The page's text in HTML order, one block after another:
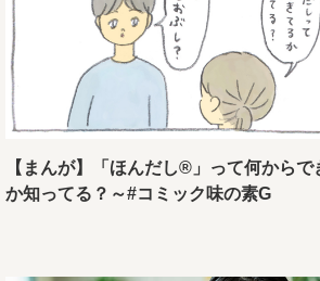
【まんが】「ほんだし®」って何からで
か知ってる？～#コミック味の素G